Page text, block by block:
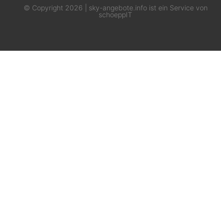
© Copyright 2026 | sky-angebote.info ist ein Service von
schoeppIT